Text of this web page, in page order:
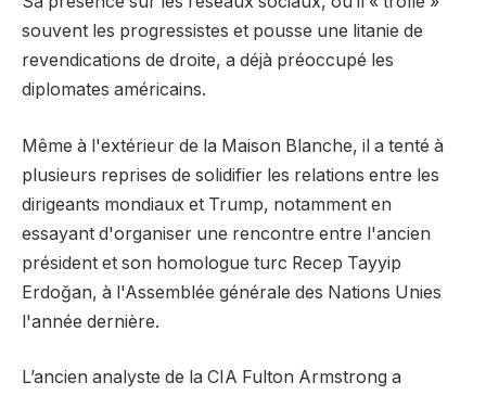
souvent les progressistes et pousse une litanie de
revendications de droite, a déjà préoccupé les
diplomates américains.
Même à l'extérieur de la Maison Blanche, il a tenté à
plusieurs reprises de solidifier les relations entre les
dirigeants mondiaux et Trump, notamment en
essayant d'organiser une rencontre entre l'ancien
président et son homologue turc Recep Tayyip
Erdoğan, à l'Assemblée générale des Nations Unies
l'année dernière.
L’ancien analyste de la CIA Fulton Armstrong a